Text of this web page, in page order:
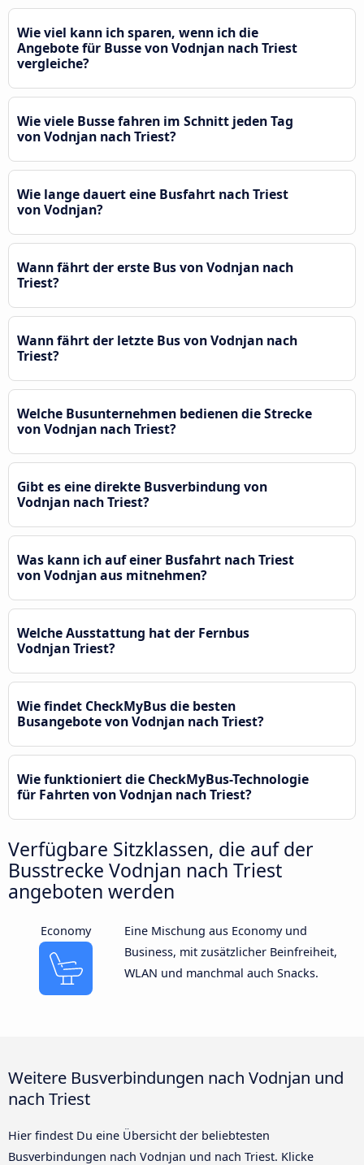
Wie viel kann ich sparen, wenn ich die
Angebote für Busse von Vodnjan nach Triest
vergleiche?
Wie viele Busse fahren im Schnitt jeden Tag
von Vodnjan nach Triest?
Wie lange dauert eine Busfahrt nach Triest
von Vodnjan?
Wann fährt der erste Bus von Vodnjan nach
Triest?
Wann fährt der letzte Bus von Vodnjan nach
Triest?
Welche Busunternehmen bedienen die Strecke
von Vodnjan nach Triest?
Gibt es eine direkte Busverbindung von
Vodnjan nach Triest?
Was kann ich auf einer Busfahrt nach Triest
von Vodnjan aus mitnehmen?
Welche Ausstattung hat der Fernbus
Vodnjan Triest?
Wie findet CheckMyBus die besten
Busangebote von Vodnjan nach Triest?
Wie funktioniert die CheckMyBus-Technologie
für Fahrten von Vodnjan nach Triest?
Verfügbare Sitzklassen, die auf der
Busstrecke Vodnjan nach Triest
angeboten werden
Economy
Eine Mischung aus Economy und
Business, mit zusätzlicher Beinfreiheit,
WLAN und manchmal auch Snacks.
Weitere Busverbindungen nach Vodnjan und
nach Triest
Hier findest Du eine Übersicht der beliebtesten
Busverbindungen nach Vodnjan und nach Triest. Klicke